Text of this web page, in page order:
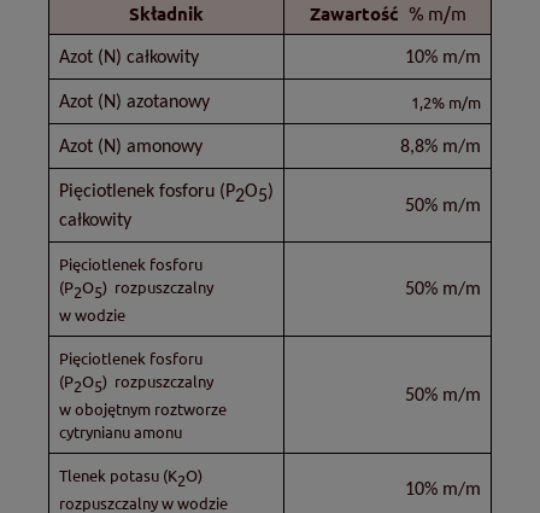
Składnik Zawartość % m/m
Azot (N) całkowity 10% m/m
Azot (N) azotanowy 1,2% m/m
Azot (N) amonowy 8,8% m/m
Pięciotlenek fosforu (P2O5)
całkowity
50% m/m
Pięciotlenek fosforu
(P2O5) rozpuszczalny
w wodzie
50% m/m
Pięciotlenek fosforu
(P2O5) rozpuszczalny
w obojętnym roztworze
cytrynianu amonu
50% m/m
Tlenek potasu (K2O)
rozpuszczalny w wodzie
10% m/m